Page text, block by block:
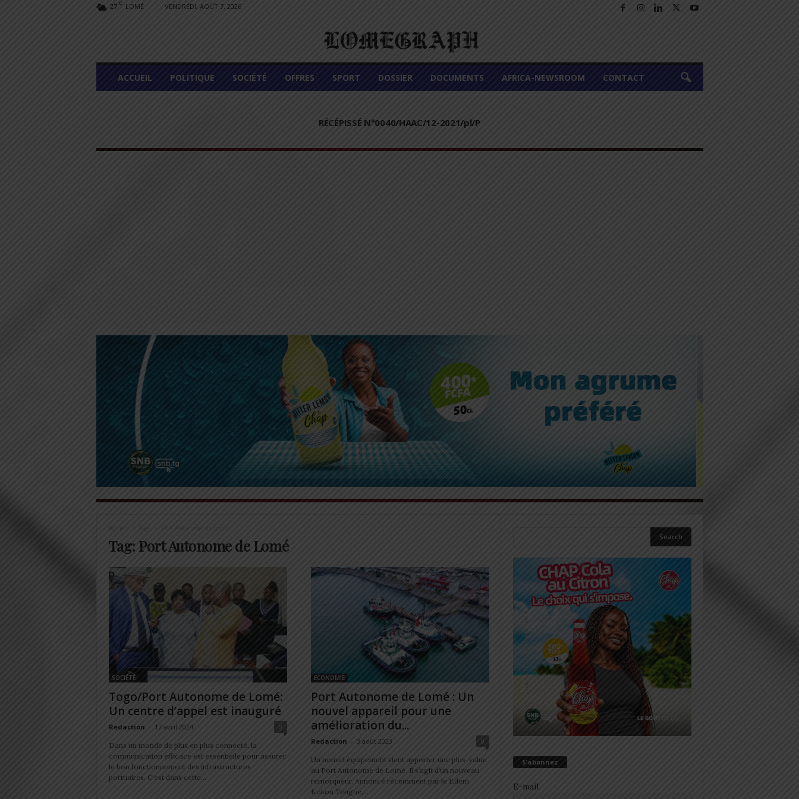
27 C LOMÉ VENDREDI, AOÛT 7, 2026
L
M
ACCUEIL POLITIQUE SOCIÉTÉ OFFRES SPORT DOSSIER DOCUMENTS AFRICA-NEWSROOM CONTACT
RÉCÉPISSÉ N°0040/HAAC/12-2021/pl/P
Accueil Tags Port Autonome de Lomé
Tag: Port Autonome de Lomé
SOCIÉTÉ
Togo/Port Autonome de Lomé:
Un centre d’appel est inauguré
Redaction - 17 avril 2024 0
Dans un monde de plus en plus connecté, la
communication efficace est essentielle pour assurer
le bon fonctionnement des infrastructures
portuaires. C'est dans cette...
ECONOMIE
Port Autonome de Lomé : Un
nouvel appareil pour une
amélioration du...
Redaction - 3 août 2023 0
Un nouvel équipement vient apporter une plus-value
au Port Autonome de Lomé. Il s’agit d’un nouveau
remorqueur. Annoncé récemment par le Edem
Kokou Tengue,...
S’abonnez
E-mail